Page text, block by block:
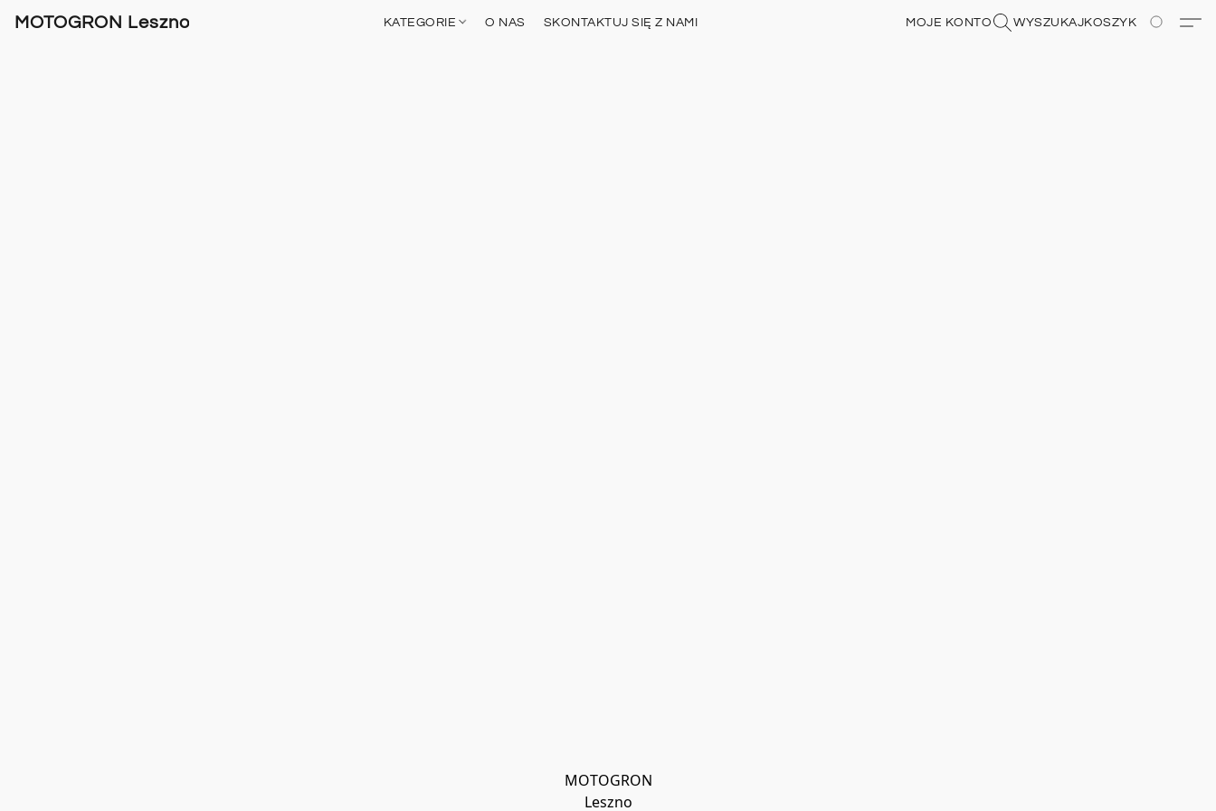
MOTOGRON Leszno KATEGORIE O NAS SKONTAKTUJ SIĘ Z NAMI MOJE KONTO WYSZUKAJKOSZYK
MOTOGRON
Leszno